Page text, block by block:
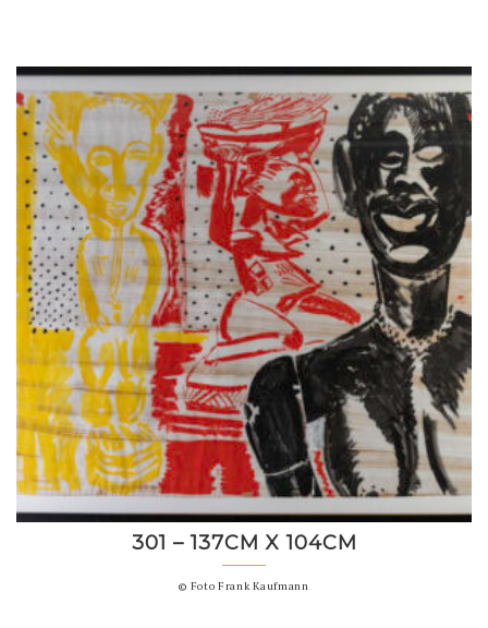
301 – 137CM X 104CM
© Foto Frank Kaufmann